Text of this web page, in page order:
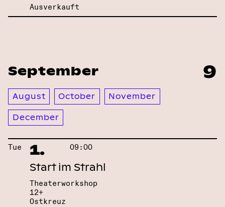
Ausverkauft
September 9
August October November
December
Tue 1. 09:00
Start im Strahl
Theaterworkshop
12+
Ostkreuz